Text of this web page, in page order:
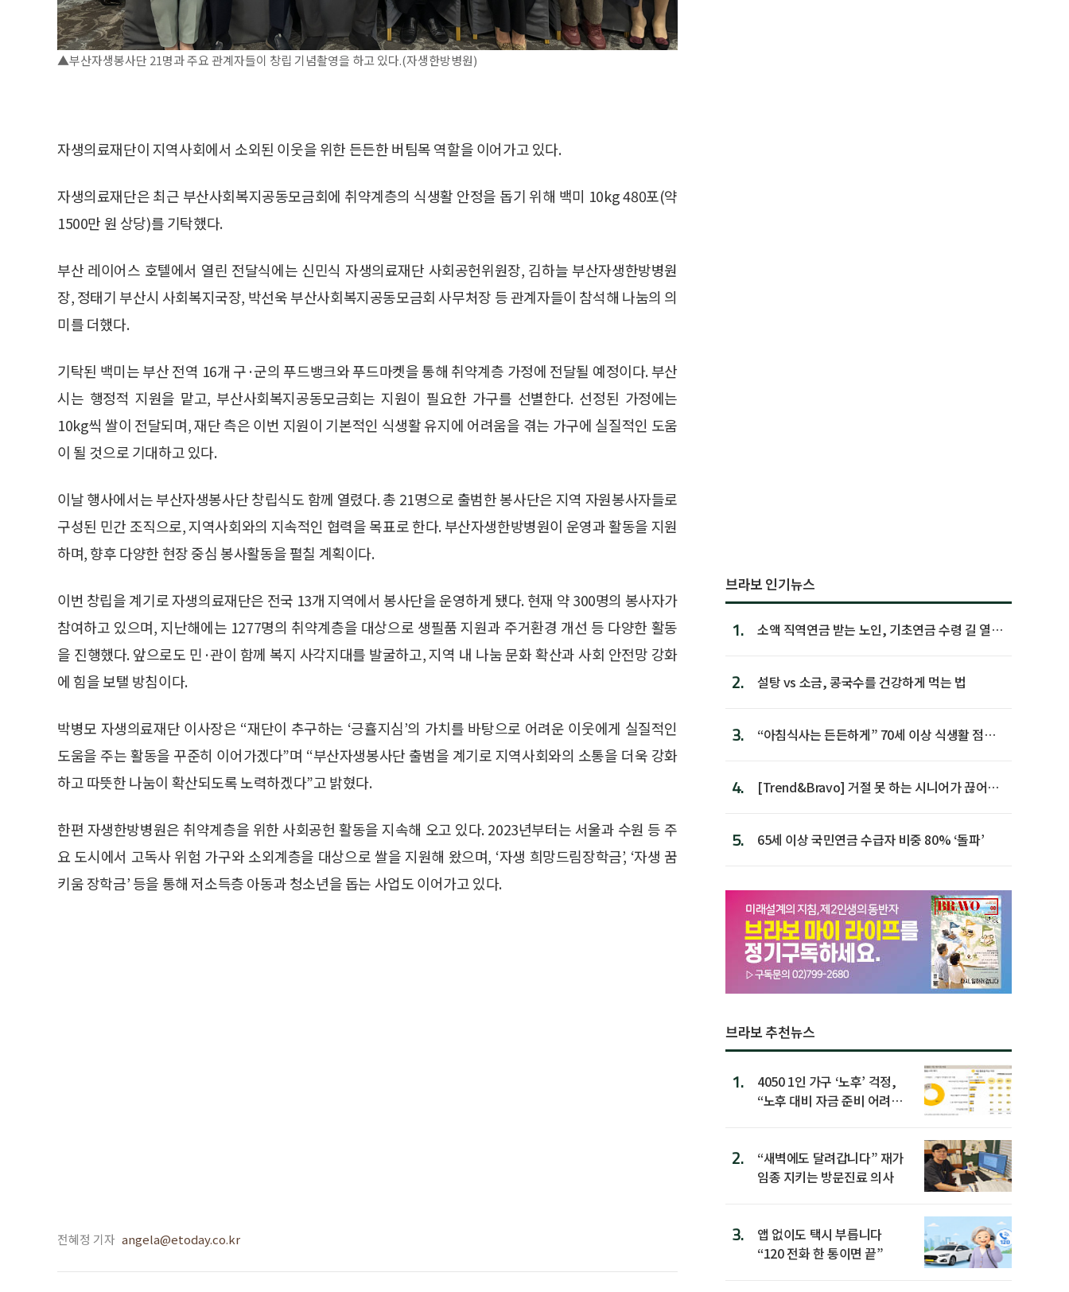
▲부산자생봉사단 21명과 주요 관계자들이 창립 기념촬영을 하고 있다.(자생한방병원)
자생의료재단이 지역사회에서 소외된 이웃을 위한 든든한 버팀목 역할을 이어가고 있다.
자생의료재단은 최근 부산사회복지공동모금회에 취약계층의 식생활 안정을 돕기 위해 백미 10kg 480포(약
1500만 원 상당)를 기탁했다.
부산 레이어스 호텔에서 열린 전달식에는 신민식 자생의료재단 사회공헌위원장, 김하늘 부산자생한방병원
장, 정태기 부산시 사회복지국장, 박선욱 부산사회복지공동모금회 사무처장 등 관계자들이 참석해 나눔의 의
미를 더했다.
기탁된 백미는 부산 전역 16개 구·군의 푸드뱅크와 푸드마켓을 통해 취약계층 가정에 전달될 예정이다. 부산
시는 행정적 지원을 맡고, 부산사회복지공동모금회는 지원이 필요한 가구를 선별한다. 선정된 가정에는
10kg씩 쌀이 전달되며, 재단 측은 이번 지원이 기본적인 식생활 유지에 어려움을 겪는 가구에 실질적인 도움
이 될 것으로 기대하고 있다.
이날 행사에서는 부산자생봉사단 창립식도 함께 열렸다. 총 21명으로 출범한 봉사단은 지역 자원봉사자들로
구성된 민간 조직으로, 지역사회와의 지속적인 협력을 목표로 한다. 부산자생한방병원이 운영과 활동을 지원
하며, 향후 다양한 현장 중심 봉사활동을 펼칠 계획이다.
이번 창립을 계기로 자생의료재단은 전국 13개 지역에서 봉사단을 운영하게 됐다. 현재 약 300명의 봉사자가
참여하고 있으며, 지난해에는 1277명의 취약계층을 대상으로 생필품 지원과 주거환경 개선 등 다양한 활동
을 진행했다. 앞으로도 민·관이 함께 복지 사각지대를 발굴하고, 지역 내 나눔 문화 확산과 사회 안전망 강화
에 힘을 보탤 방침이다.
박병모 자생의료재단 이사장은 “재단이 추구하는 ‘긍휼지심’의 가치를 바탕으로 어려운 이웃에게 실질적인
도움을 주는 활동을 꾸준히 이어가겠다”며 “부산자생봉사단 출범을 계기로 지역사회와의 소통을 더욱 강화
하고 따뜻한 나눔이 확산되도록 노력하겠다”고 밝혔다.
한편 자생한방병원은 취약계층을 위한 사회공헌 활동을 지속해 오고 있다. 2023년부터는 서울과 수원 등 주
요 도시에서 고독사 위험 가구와 소외계층을 대상으로 쌀을 지원해 왔으며, ‘자생 희망드림장학금’, ‘자생 꿈
키움 장학금’ 등을 통해 저소득층 아동과 청소년을 돕는 사업도 이어가고 있다.
전혜정 기자 angela@etoday.co.kr
브라보 인기뉴스
1.
소액 직역연금 받는 노인, 기초연금 수령 길 열린
2. 설탕 vs 소금, 콩국수를 건강하게 먹는 법
3.
“아침식사는 든든하게” 70세 이상 식생활 점수
4.
[Trend&Bravo] 거절 못 하는 시니어가 끊어야
5. 65세 이상 국민연금 수급자 비중 80% ‘돌파’
브라보 추천뉴스
1.
4050 1인 가구 ‘노후’ 걱정,
“노후 대비 자금 준비 어려
2.
“새벽에도 달려갑니다” 재가
임종 지키는 방문진료 의사
3.
앱 없이도 택시 부릅니다
“120 전화 한 통이면 끝”